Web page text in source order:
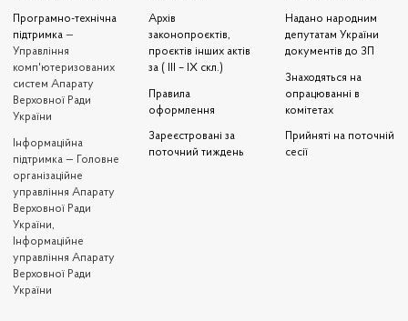
Програмно-технічна
підтримка —
Управління
комп'ютеризованих
систем Апарату
Верховної Ради
України
Iнформаційна
підтримка — Головне
організаційне
управління Апарату
Верховної Ради
України,
Інформаційне
управління Апарату
Верховної Ради
України
Архів
законопроєктів,
проєктів інших актів
за ( III – IX скл.)
Правила
оформлення
Зареєстровані за
поточний тиждень
Надано народним
депутатам України
документів до ЗП
Знаходяться на
опрацюванні в
комітетах
Прийняті на поточній
сесії